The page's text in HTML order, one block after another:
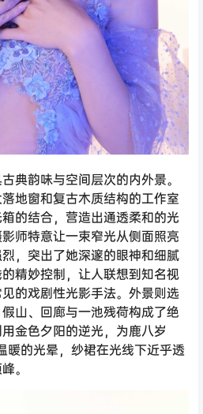
典韵味与空间层次的内外景。
地窗和复古木质结构的工作室
的结合，营造出通透柔和的光
师特意让一束窄光从侧面照亮
，突出了她深邃的眼神和细腻
精妙控制，让人联想到知名视
的戏剧性光影手法。外景则选
山、回廊与一池残荷构成了绝
金色夕阳的逆光，为鹿八岁
暖的光晕，纱裙在光线下近乎透
。